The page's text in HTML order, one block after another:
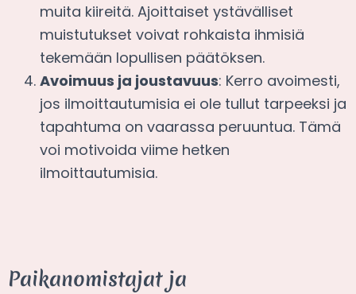
muita kiireitä. Ajoittaiset ystävälliset
muistutukset voivat rohkaista ihmisiä
tekemään lopullisen päätöksen.
Avoimuus ja joustavuus: Kerro avoimesti,
jos ilmoittautumisia ei ole tullut tarpeeksi ja
tapahtuma on vaarassa peruuntua. Tämä
voi motivoida viime hetken
ilmoittautumisia.
Paikanomistajat ja